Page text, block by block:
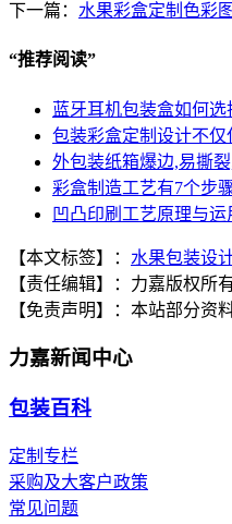
下一篇： 水果彩盒定制色彩
“推荐阅读”
蓝牙耳机包装盒如何选
包装彩盒定制设计不
外包装纸箱爆边,易撕
彩盒制造工艺有7个步
凹凸印刷工艺原理与运
【本文标签】： 水果包装设
【责任编辑】： 力嘉版权所有
【免责声明】： 本站部分资
力嘉新闻中心
包装百科
定制专栏
采购及大客户政策
常见问题